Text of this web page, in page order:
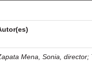
Mena, Sonia, director;